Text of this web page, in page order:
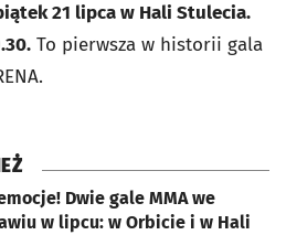
21 lipca w Hali Stulecia.
To pierwsza w historii gala
Dwie gale MMA we
w lipcu: w Orbicie i w Hali